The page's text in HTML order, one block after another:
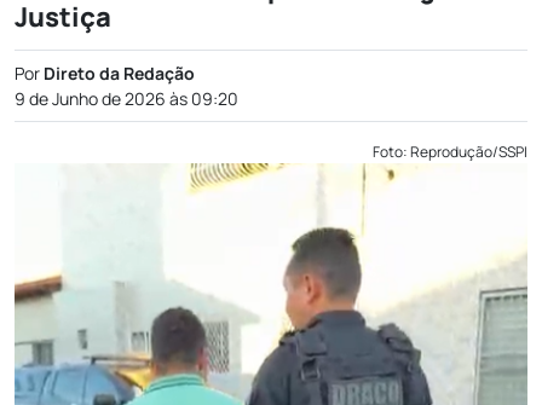
Justiça
Por Direto da Redação
9 de Junho de 2026 às 09:20
Foto: Reprodução/SSPI